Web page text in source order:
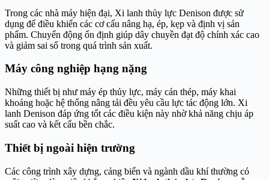
Trong các nhà máy hiện đại, Xi lanh thủy lực Denison được sử
dụng để điều khiển các cơ cấu nâng hạ, ép, kẹp và định vị sản
phẩm. Chuyển động ổn định giúp dây chuyền đạt độ chính xác cao
và giảm sai số trong quá trình sản xuất.
Máy công nghiệp hạng nặng
Những thiết bị như máy ép thủy lực, máy cán thép, máy khai
khoáng hoặc hệ thống nâng tải đều yêu cầu lực tác động lớn. Xi
lanh Denison đáp ứng tốt các điều kiện này nhờ khả năng chịu áp
suất cao và kết cấu bền chắc.
Thiết bị ngoài hiện trường
Các công trình xây dựng, cảng biển và ngành dầu khí thường có